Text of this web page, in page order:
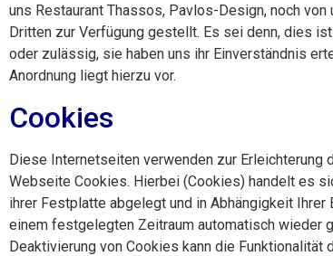
uns Restaurant Thassos, Pavlos-Design, noch
Dritten zur Verfügung gestellt. Es sei denn, dies
oder zulässig, sie haben uns ihr Einverständnis
Anordnung liegt hierzu vor.
Cookies
Diese Internetseiten verwenden zur Erleichterung
Webseite Cookies. Hierbei (Cookies) handelt es
ihrer Festplatte abgelegt und in Abhängigkeit
einem festgelegten Zeitraum automatisch wieder
Deaktivierung von Cookies kann die Funktionalität